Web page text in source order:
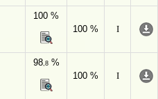
100 %
100 %
I
98,8%
100 %
I